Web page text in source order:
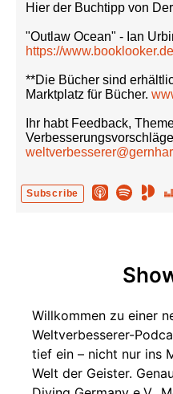
Hier der Buchtipp von
"Outlaw Ocean" - Ian
https://
**Die Bücher sind
Marktplatz für Bücher.
Ihr habt Feedback,
Subscribe
Willkommen zu einer
Weltverbesserer-
tief ein – nicht nur ins
Welt der Geister.